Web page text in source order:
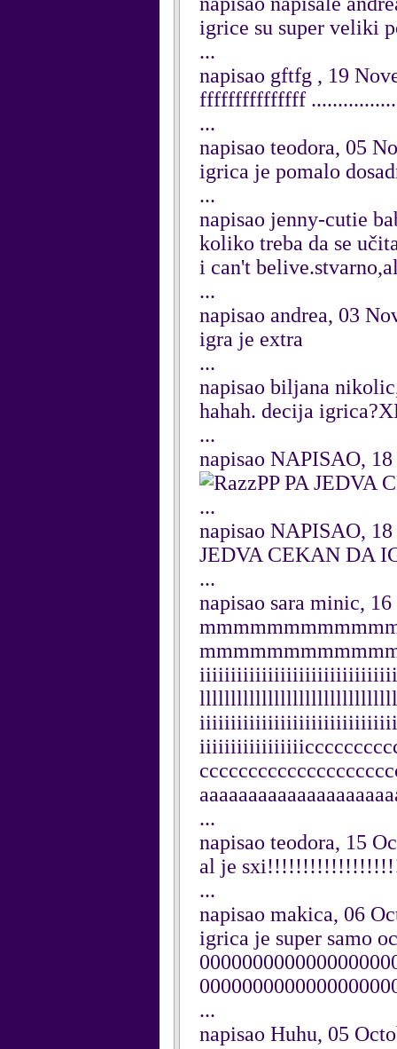
igrice su super veliki
...
napisao gftfg , 19
fffffffffffffff
...
napisao teodora, 05
igrica je pomalo
...
napisao jenny-cutie
koliko treba da se
i can't
...
napisao andrea, 03
igra je extra
...
napisao biljana
hahah. decija
...
napisao NAPISAO,
PP PA JEDVA
...
napisao NAPISAO,
JEDVA CEKAN DA
...
napisao sara minic,
...
napisao teodora, 15
al je
...
napisao makica, 06
igrica je super samo
...
napisao Huhu, 05